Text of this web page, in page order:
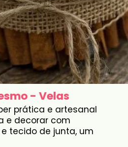
- Velas
prática e artesanal
e decorar com
tecido de junta, um